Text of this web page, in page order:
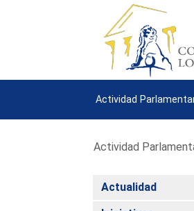
Actividad
Actividad
Actualidad